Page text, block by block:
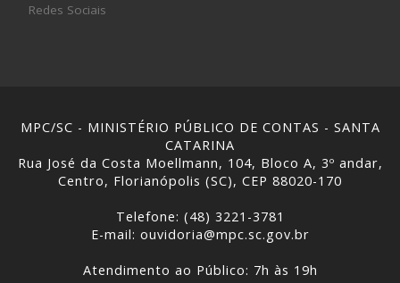
Redes Sociais
MPC/SC - MINISTÉRIO PÚBLICO DE CONTAS - SANTA
CATARINA
Rua José da Costa Moellmann, 104, Bloco A, 3º andar,
Centro, Florianópolis (SC), CEP 88020-170
Telefone: (48) 3221-3781
E-mail: ouvidoria@mpc.sc.gov.br
Atendimento ao Público: 7h às 19h